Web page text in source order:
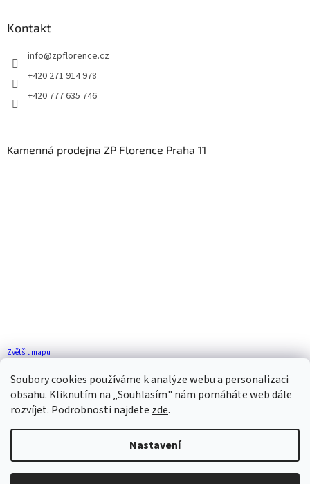
Soubory cookies používáme k analýze webu a personalizaci
obsahu. Kliknutím na „Souhlasím" nám pomáháte web dále
rozvíjet. Podrobnosti najdete zde.
Nastavení
Kontakt
info@zpflorence.cz
+420 271 914 978
+420 777 635 746
Kamenná prodejna ZP Florence Praha 11
Zvětšit mapu
Vytvořil Shoptet